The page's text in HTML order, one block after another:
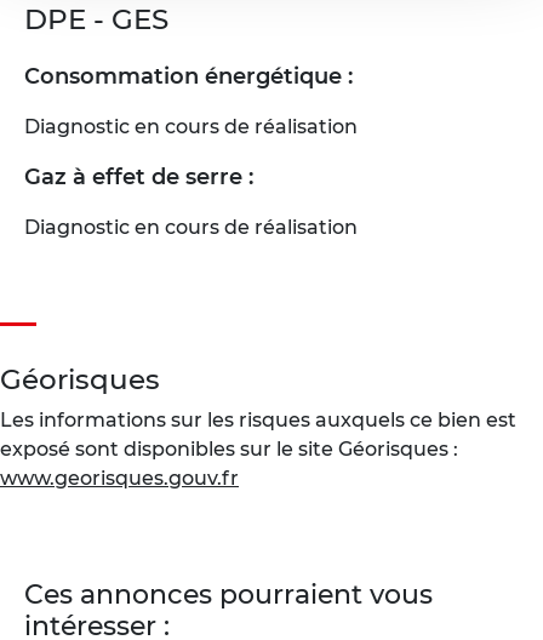
DPE - GES
Consommation énergétique :
Diagnostic en cours de réalisation
Gaz à effet de serre :
Diagnostic en cours de réalisation
Géorisques
Les informations sur les risques auxquels ce bien est
exposé sont disponibles sur le site Géorisques :
www.georisques.gouv.fr
Ces annonces pourraient vous
intéresser :